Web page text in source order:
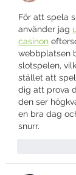
För att spela
använder jag
casinon
webbplatsen
slotspelen,
stället att
dig att prova
den ser
en bra dag
snurr.